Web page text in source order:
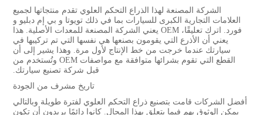
الشركة المصنعة لهذا الذراع التحكم العلوي تقدم منتجاتها لجميع
العلامات التجارية الكبرى للسيارات بما في ذلك تويوتا و بي إم دبليو و
فورد. اترك تعليقًا، OEM يعني الشركة المصنعة للمعدات الأصلية. هذا
يعني أن الأذرع التي يقومون بصنعها هي نفسها التي تم تركيبها في
سيارتك عندما خرجت من خط الإنتاج لأول مرة. وهذا يشير إلى أن
القطع التي تقوم بشرائها متوافقة مع مواصفات OEM وتُستخدم من
قبل شركة تصنيع سيارتك.
تاريخ مشرف من الجودة
أفضل الشركات قامت بتصنيع ذراع التحكم العلوي لفترة طويلة وبالتالي
يمكن الوثوق بهم فيما يتعلق بهذا المجال. كانوا دائمًا يريدون أن تكون